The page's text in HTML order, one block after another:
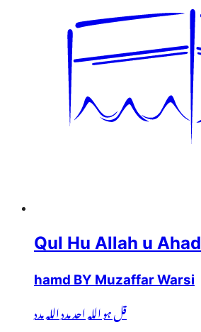
Qul Hu Allah u Ahad
hamd BY Muzaffar Warsi
قل ہو اللہ احد مدد اللہ مدد